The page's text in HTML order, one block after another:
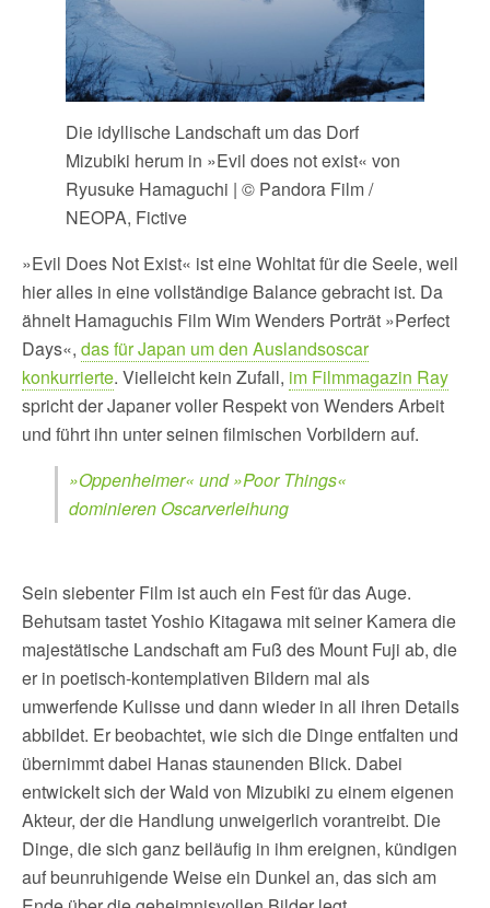
Die idyllische Landschaft um das Dorf
Mizubiki herum in »Evil does not exist« von
Ryusuke Hamaguchi | © Pandora Film /
NEOPA, Fictive
»Evil Does Not Exist« ist eine Wohltat für die Seele, weil
hier alles in eine vollständige Balance gebracht ist. Da
ähnelt Hamaguchis Film Wim Wenders Porträt »Perfect
Days«, das für Japan um den Auslandsoscar
konkurrierte. Vielleicht kein Zufall, im Filmmagazin Ray
spricht der Japaner voller Respekt von Wenders Arbeit
und führt ihn unter seinen filmischen Vorbildern auf.
»Oppenheimer« und »Poor Things«
dominieren Oscarverleihung
Sein siebenter Film ist auch ein Fest für das Auge.
Behutsam tastet Yoshio Kitagawa mit seiner Kamera die
majestätische Landschaft am Fuß des Mount Fuji ab, die
er in poetisch-kontemplativen Bildern mal als
umwerfende Kulisse und dann wieder in all ihren Details
abbildet. Er beobachtet, wie sich die Dinge entfalten und
übernimmt dabei Hanas staunenden Blick. Dabei
entwickelt sich der Wald von Mizubiki zu einem eigenen
Akteur, der die Handlung unweigerlich vorantreibt. Die
Dinge, die sich ganz beiläufig in ihm ereignen, kündigen
auf beunruhigende Weise ein Dunkel an, das sich am